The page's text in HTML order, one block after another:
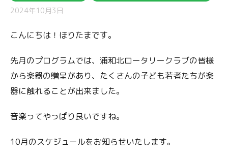
2024年10月3日
こんにちは！ほりたまです。
先月のプログラムでは、浦和北ロータリークラブの皆様
から楽器の贈呈があり、たくさんの子ども若者たちが楽
器に触れることが出来ました。
音楽ってやっぱり良いですね。
10月のスケジュールをお知らせいたします。